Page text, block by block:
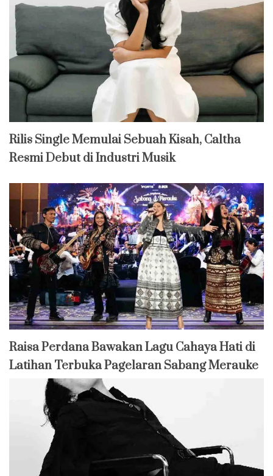
Rilis Single Memulai Sebuah Kisah, Caltha
Resmi Debut di Industri Musik
Raisa Perdana Bawakan Lagu Cahaya Hati di
Latihan Terbuka Pagelaran Sabang Merauke